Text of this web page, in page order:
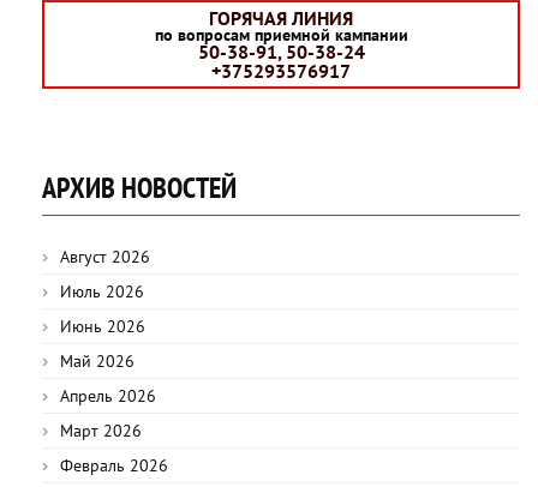
ГОРЯЧАЯ ЛИНИЯ
по вопросам приемной кампании
50-38-91, 50-38-24
+375293576917
АРХИВ НОВОСТЕЙ
Август 2026
Июль 2026
Июнь 2026
Май 2026
Апрель 2026
Март 2026
Февраль 2026